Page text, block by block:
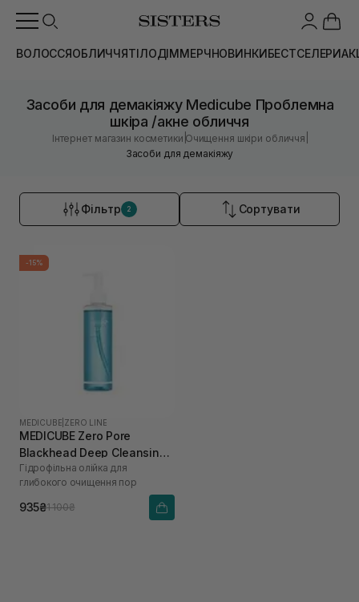
ВОЛОССЯОБЛИЧЧЯТІЛОДІММЕРЧНОВИНКИБЕСТСЕЛЕРИ
Засоби для демакіяжу Medicube Проблемна
шкіра /акне обличчя
Інтернет магазин косметики |Очищення шкіри обличчя
Засоби для демакіяжу
Фільтр 2 Сортувати
-15%
MEDICUBE ZERO LINE
MEDICUBE Zero Pore
Blackhead Deep Cleansing
Oil 205 мл
Гідрофільна олійка для
глибокого очищення пор
935₴1 100₴